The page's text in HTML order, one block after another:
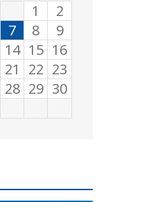
1
2
7 8
9
14 15 16
21 22 23
28 29 30